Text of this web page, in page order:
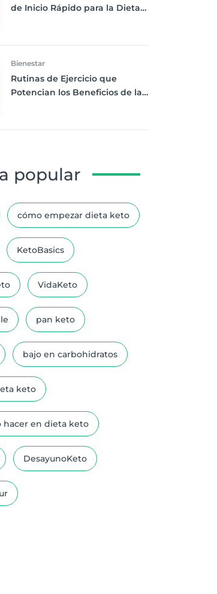
de Inicio Rápido para la Dieta
Bienestar
Rutinas de Ejercicio que
Potencian los Beneficios de la
popular
cómo empezar dieta keto
KetoBasics
VidaKeto
pan keto
bajo en carbohidratos
keto
hacer en dieta keto
DesayunoKeto